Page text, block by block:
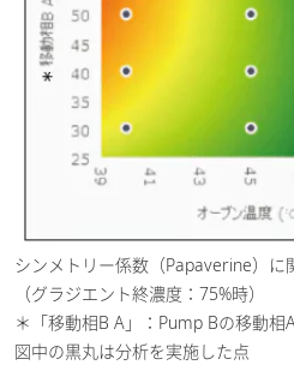
シンメトリー係数（Papaverine）に
（グラジエント終濃度：75%時）
＊「移動相B A」：Pump Bの移動相
図中の黒丸は分析を実施した点